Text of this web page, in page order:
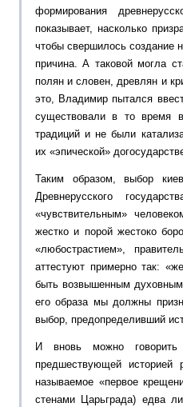
формирования
показывает, насколько
чтобы свершилось создание
причина. А таковой могла
полян и словен, древлян и
это, Владимир пытался
существовали в то время
традиций и не были
их «эпической»
Таким образом, выбор
Древнерусского
«чувствительным»
жестко и порой жестоко
«любострастием»,
аттестуют примерно так:
быть возвышенным духовным
его образа мы должны
выбор, предопределивший
И вновь можно
предшествующей историей
называемое «первое
стенами Царьграда) едва